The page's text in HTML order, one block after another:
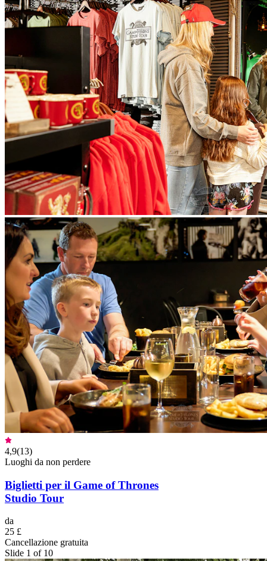
4,9(13)
Luoghi da non perdere
Biglietti per il Game of Thrones
Studio Tour
da
25 £
Cancellazione gratuita
Slide 1 of 10